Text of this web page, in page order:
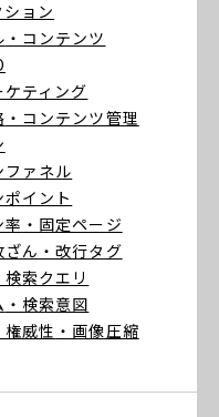
ョン
・コンテンツ
ケティング
・コンテンツ管理
ファネル
イント
率 ・固定ページ
ざん ・改行タグ
検索クエリ
・検索意図
権威性 ・画像圧縮